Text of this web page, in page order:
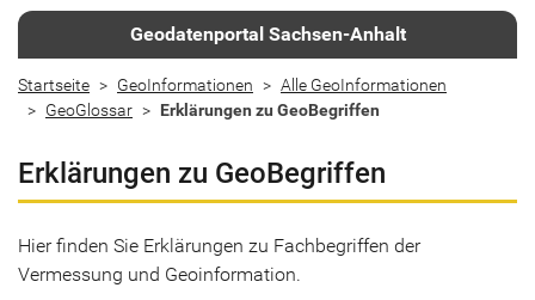
Geodatenportal Sachsen-Anhalt
Startseite GeoInformationen
Alle GeoInformationen
GeoGlossar
Erklärungen zu GeoBegriffen
Erklärungen zu GeoBegriffen
Hier finden Sie Erklärungen zu Fachbegriffen der
Vermessung und Geoinformation.